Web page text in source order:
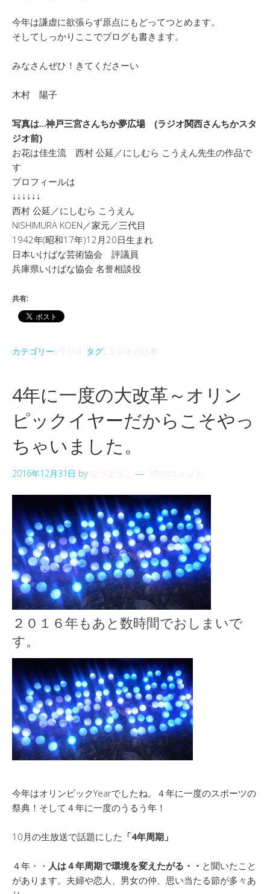
今年は謙虚に欲張らず原点にもどってつとめます。
そしてしっかりここでブログも書きます。
みなさんぜひ！きてくださーい
木村 陽子
写真は…神戸三宮さんちか夢広場 (ラジオ関西さんちかスタ
ジオ前)
お花は佳生流 西村 公延／にしむら こうえん先生の作品で
す
プロフィールは
↓↓↓↓↓↓
西村 公延／にしむら こうえん
NISHIMURA KOEN／家元／三代目
1942年(昭和17年)12月20日生まれ
日本いけばな芸術協会 評議員
兵庫県いけばな協会 名誉相談役
共有:
カテゴリー: ラジオ タグ: ラジオの仕事
4年に一度の大改革～オリン
ピックイヤーだからこそやっ
ちゃいました。
2016年12月31日 by なつようこ 1件のコメント
２０１６年もあと数時間でおしまいで
す。
今年はオリンピックYearでしたね。４年に一度のスポーツの
祭典！そして４年に一度のうるう年！
10月の生放送で話題にした 「4年周期」
４年・・ 人は４年周期で環境を変えたがる・・ と聞いたこと
があります。夫婦や恋人、男女の仲、思い当たる節が多々あ